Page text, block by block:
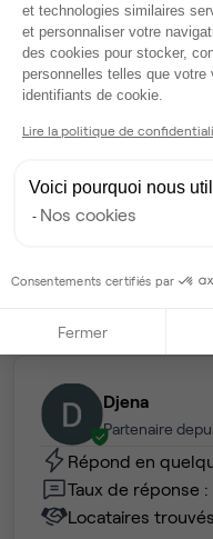
Services
Salle de réunion
Climatisation
Ménage
Tables / chaises
Gestionnaire de
Djena
Partenaire
Répond en
Taux de réponse :
Locataires
et technologies similaires
et personnaliser votre
des cookies pour stocker,
personnelles telles que
identifiants de cookie.
Lire la politique de
Voici pourquoi nous
Nos cookies
Consentements certifiés par
Fermer